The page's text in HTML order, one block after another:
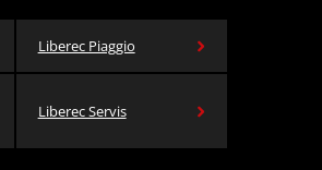
Liberec Piaggio
Liberec Servis